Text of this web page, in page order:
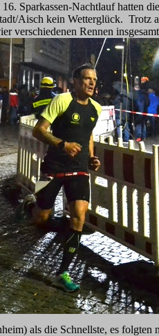
Sparkassen-Nachtlauf hatten
Aisch kein Wetterglück. Trotz
verschiedenen Rennen
als die Schnellste, es